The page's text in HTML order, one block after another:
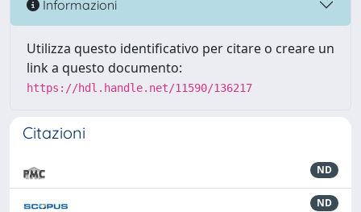
Informazioni
Utilizza questo identificativo per citare o creare un
link a questo documento:
https://hdl.handle.net/11590/136217
Citazioni
ND
ND